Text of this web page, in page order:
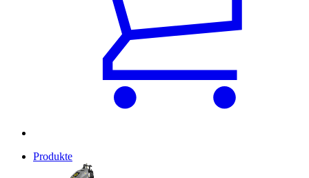
Produkte